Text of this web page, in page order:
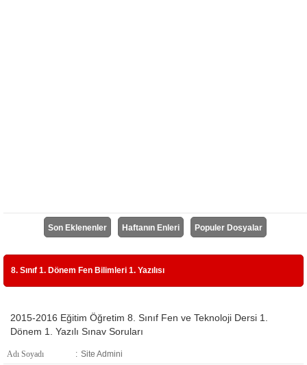
Son Eklenenler Haftanın Enleri Populer Dosyalar
8. Sınıf 1. Dönem Fen Bilimleri 1. Yazılısı
2015-2016 Eğitim Öğretim 8. Sınıf Fen ve Teknoloji Dersi 1.
Dönem 1. Yazılı Sınav Soruları
Adı Soyadı : Site Admini